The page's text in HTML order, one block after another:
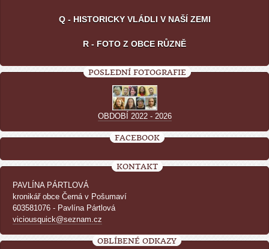
Q - HISTORICKY VLÁDLI V NAŠÍ ZEMI
R - FOTO Z OBCE RŮZNĚ
POSLEDNÍ FOTOGRAFIE
OBDOBÍ 2022 - 2026
FACEBOOK
KONTAKT
PAVLÍNA PÁRTLOVÁ
kronikář obce Černá v Pošumaví
603581076 - Pavlína Pártlová
viciousquick@seznam.cz
OBLÍBENÉ ODKAZY